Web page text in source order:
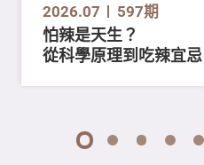
2026.07 597期
怕辣是天生？
從科學原理到吃辣宜忌
1 2 3 4 5